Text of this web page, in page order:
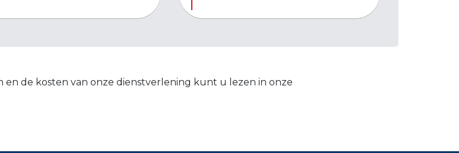
en de kosten van onze dienstverlening kunt u lezen in onze